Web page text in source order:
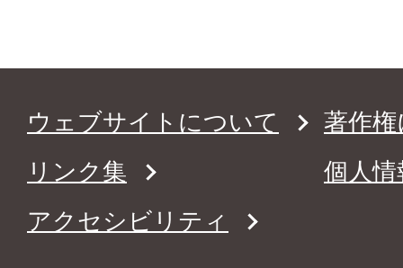
ウェブサイトについて
著作
リンク集
個人
アクセシビリティ